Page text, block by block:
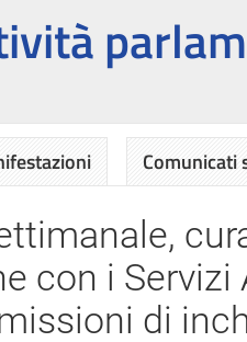
Comunicati
con i
di